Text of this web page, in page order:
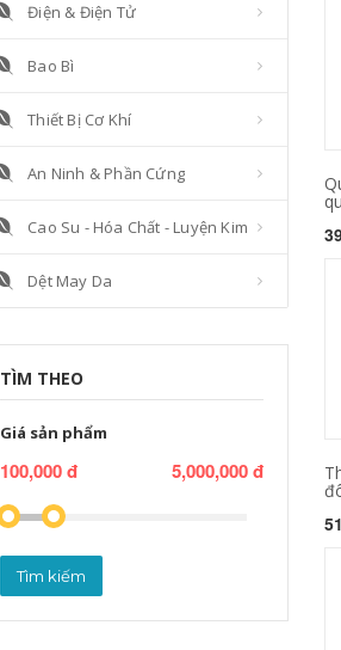
Điện & Điện Tử
Bao Bì
Thiết Bị Cơ Khí
An Ninh & Phần Cứng
Cao Su - Hóa Chất - Luyện Kim
Dệt May Da
TÌM THEO
Giá sản phẩm
100,000 đ 5,000,000 đ
Tìm kiếm